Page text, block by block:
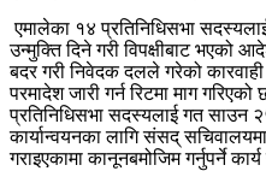
एमालेका १४ प्रतिनिधिसभा सदस्यलाई
उन्मुक्ति दिने गरी विपक्षीबाट भएको
बदर गरी निवेदक दलले गरेको कारवाही
परमादेश जारी गर्न रिटमा माग
प्रतिनिधिसभा सदस्यलाई गत साउन
कार्यान्वयनका लागि संसद्
गराइएकामा कानूनबमोजिम गर्नुपर्ने